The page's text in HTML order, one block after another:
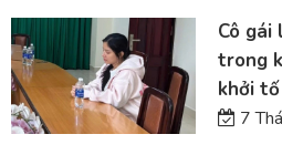
Cô gái
trong
khởi tố
7